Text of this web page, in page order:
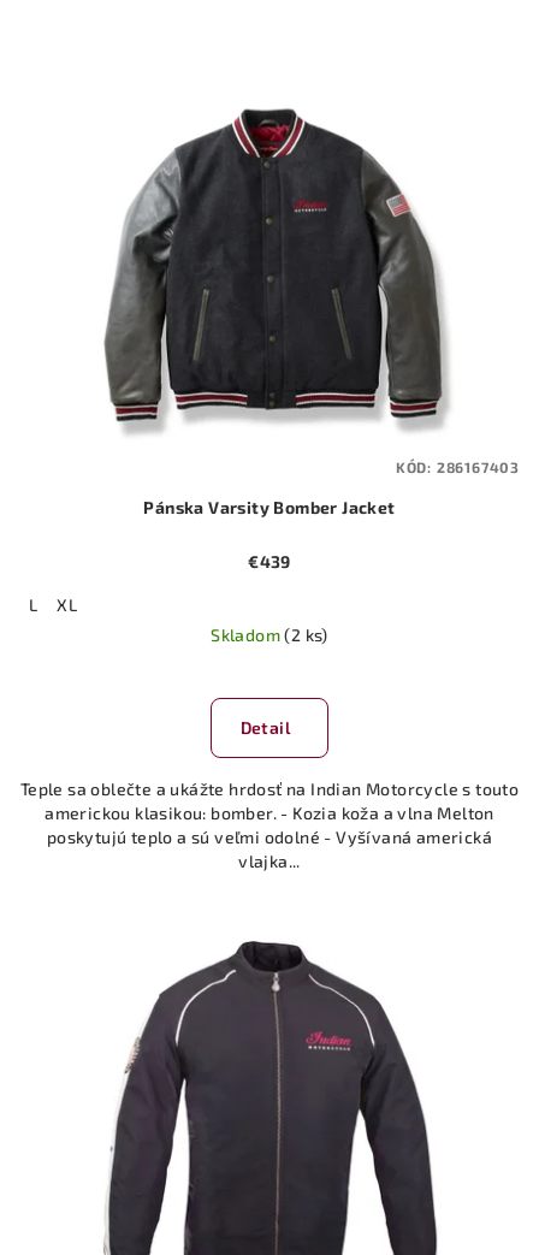
Pánska Varsity Bomber Jacket
€439
L
XL
Skladom(2 ks)
Detail
Teple sa oblečte a ukážte hrdosť na Indian Motorcycle s touto
americkou klasikou: bomber. - Kozia koža a vlna Melton
poskytujú teplo a sú veľmi odolné - Vyšívaná americká
vlajka...
KÓD: 286167403